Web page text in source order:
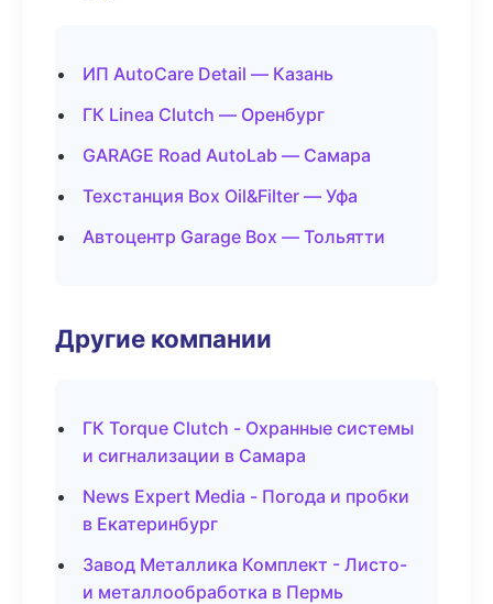
ИП AutoCare Detail — Казань
ГК Linea Clutch — Оренбург
GARAGE Road AutoLab — Самара
Техстанция Box Oil&Filter — Уфа
Автоцентр Garage Box — Тольятти
Другие компании
ГК Torque Clutch - Охранные системы
и сигнализации в Самара
News Expert Media - Погода и пробки
в Екатеринбург
Завод Металлика Комплект - Листо-
и металлообработка в Пермь